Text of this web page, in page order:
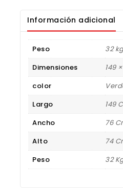
Información adicional
Peso
32
Dimensiones
149
color
Largo
149
Ancho
76
Alto
74
Peso
32